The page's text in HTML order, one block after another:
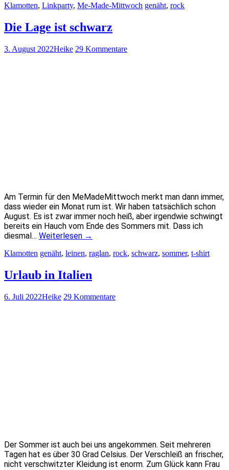
Klamotten, Linkparty, Me-Made-Mittwoch genäht, rock
Die Lage ist schwarz
3. August 2022Heike 29 Kommentare
Am Termin für den MeMadeMittwoch merkt man dann immer,
dass wieder ein Monat rum ist. Wir haben tatsächlich schon
August. Es ist zwar immer noch heiß, aber irgendwie schwingt
bereits ein Hauch vom Ende des Sommers mit. Dass ich
diesmal… Weiterlesen →
Klamotten genäht, leinen, raglan, rock, schwarz, sommer, t-shirt
Urlaub in Italien
6. Juli 2022Heike 29 Kommentare
Der Sommer ist auch bei uns angekommen. Seit mehreren
Tagen hat es über 30 Grad Celsius. Der Verschleiß an frischer,
nicht verschwitzter Kleidung ist enorm. Zum Glück kann Frau